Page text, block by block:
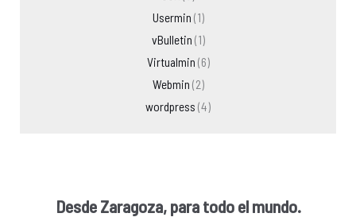
Usermin (1)
vBulletin (1)
Virtualmin (6)
Webmin (2)
wordpress (4)
Desde Zaragoza, para todo el mundo.